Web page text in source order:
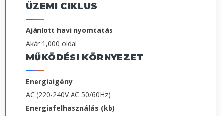
ÜZEMI CIKLUS
Ajánlott havi nyomtatás
Akár 1,000 oldal
MŰKÖDÉSI KÖRNYEZET
Energiaigény
AC (220-240V AC 50/60Hz)
Energiafelhasználás (kb)